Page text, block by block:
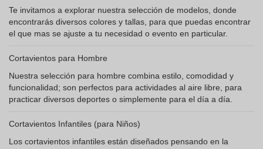
Te invitamos a explorar nuestra selección de modelos, donde
encontrarás diversos colores y tallas, para que puedas encontrar
el que mas se ajuste a tu necesidad o evento en particular.
Cortavientos para Hombre
Nuestra selección para hombre combina estilo, comodidad y
funcionalidad; son perfectos para actividades al aire libre, para
practicar diversos deportes o simplemente para el día a día.
Cortavientos Infantiles (para Niños)
Los cortavientos infantiles están diseñados pensando en la